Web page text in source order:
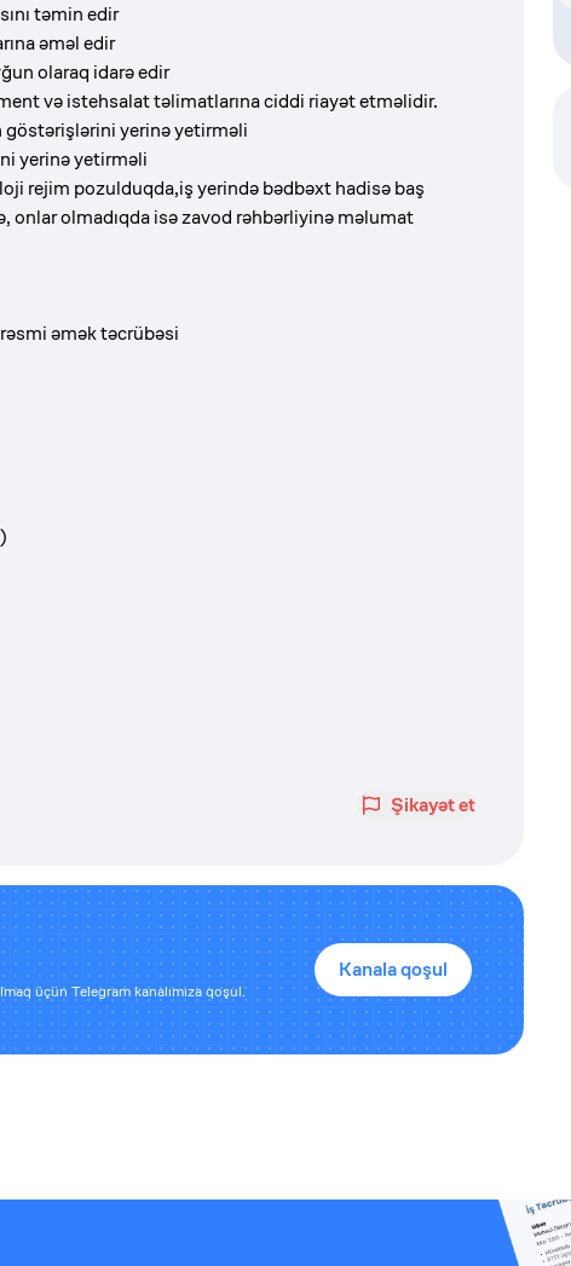
təmin edir
əməl edir
olaraq idarə edir
və istehsalat təlimatlarına ciddi riayət etməlidir.
yerinə yetirməli
yerinə yetirməli
rejim pozulduqda,iş yerində bədbəxt hadisə baş
onlar olmadıqda isə zavod rəhbərliyinə məlumat
əmək təcrübəsi
Şikayət et
üçün Telegram kanalımıza qoşul.
Kanala qoşul